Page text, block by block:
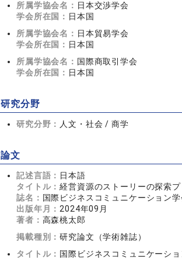
所属学協会名： 日本交渉学会
学会所在国： 日本国
所属学協会名： 日本貿易学会
学会所在国： 日本国
所属学協会名： 国際商取引学会
学会所在国： 日本国
研究分野
研究分野： 人文・社会 / 商学
論文
記述言語： 日本語
タイトル：経営資源のストーリーの探索
誌名： 国際ビジネスコミュニケーション
出版年月： 2024年09月
著者： 高森桃太郎
掲載種別：研究論文（学術雑誌）
タイトル： 国際ビジネスコミュニケーシ